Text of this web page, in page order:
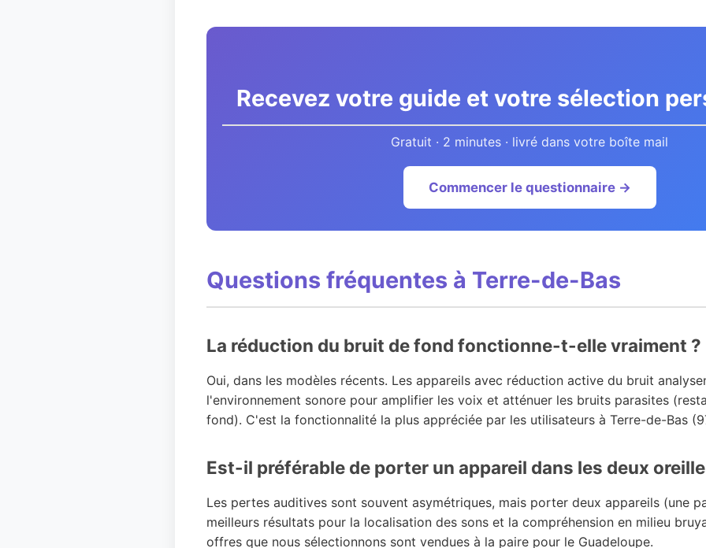
Recevez votre guide et votre sélection
Gratuit · 2 minutes · livré dans votre boîte mail
Commencer le questionnaire →
Questions fréquentes à Terre-de-Bas
La réduction du bruit de fond fonctionne-t-elle vraiment ?
Oui, dans les modèles récents. Les appareils avec réduction active du bruit
l'environnement sonore pour amplifier les voix et atténuer les bruits parasites
fond). C'est la fonctionnalité la plus appréciée par les utilisateurs à Terre-de-Bas
Est-il préférable de porter un appareil dans les deux
Les pertes auditives sont souvent asymétriques, mais porter deux appareils (une
meilleurs résultats pour la localisation des sons et la compréhension en milieu
offres que nous sélectionnons sont vendues à la paire pour le Guadeloupe.